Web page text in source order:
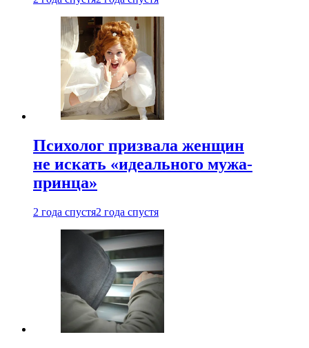
Психолог призвала женщин
не искать «идеального мужа-
принца»
2 года спустя2 года спустя